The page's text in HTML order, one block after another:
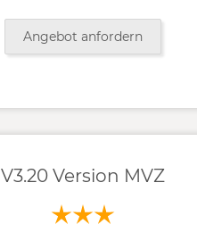
Angebot anfordern
V3.20 Version MVZ